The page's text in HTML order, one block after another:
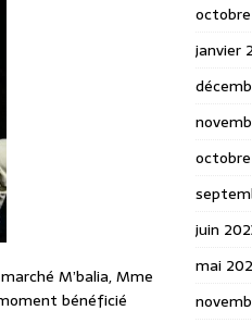
M’balia, Mme
bénéficié
janvier
juin
mai